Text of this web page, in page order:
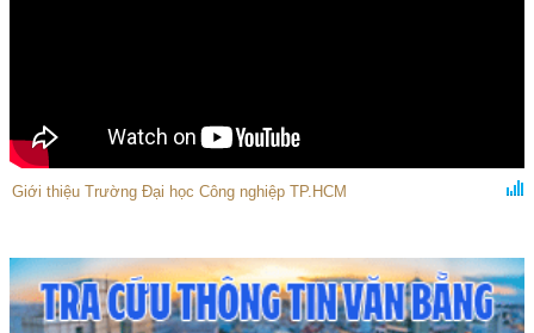
Giới thiệu Trường Đại học Công nghiệp TP.HCM